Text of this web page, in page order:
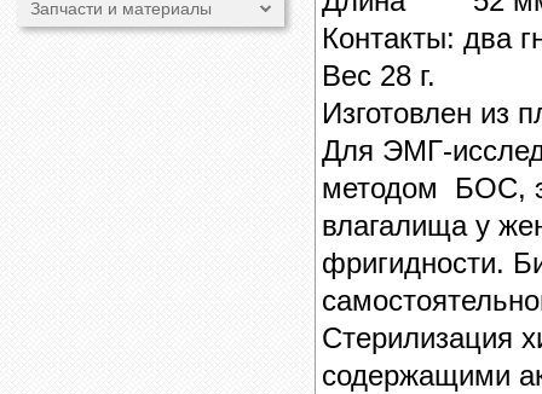
Запчасти и материалы
Контакты: два
Вес 28 г.
Изготовлен из
Для ЭМГ-
методом БОС,
влагалища у
фригидности.
Стерилизация
содержащими